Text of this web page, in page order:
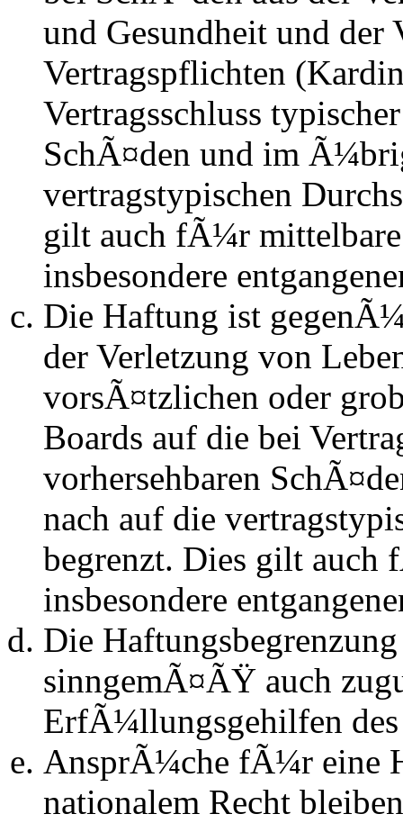
und Gesundheit und der
Vertragspflichten
Vertragsschluss
SchÃ¤den und im
vertragstypischen
gilt auch fÃ¼r
insbesondere
Die Haftung ist
der Verletzung von
vorsÃ¤tzlichen oder
Boards auf die bei
vorhersehbaren
nach auf die
begrenzt. Dies gilt auch
insbesondere
Die
sinngemÃ¤ÃŸ auch
ErfÃ¼llungsgehilfen des
AnsprÃ¼che fÃ¼r eine
nationalem Recht